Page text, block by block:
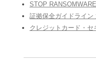
STOP RANSOMWARE
証拠保全ガイドライン
クレジットカード・